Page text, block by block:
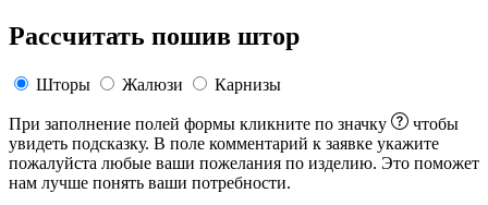
Рассчитать пошив штор
Шторы Жалюзи Карнизы
При заполнение полей формы кликните по значку
чтобы
увидеть подсказку. В поле комментарий к заявке укажите
пожалуйста любые ваши пожелания по изделию. Это поможет
нам лучше понять ваши потребности.